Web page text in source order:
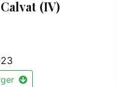
(IV)